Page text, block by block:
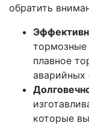
обратить
тормозные
плавное
аварийных
которые